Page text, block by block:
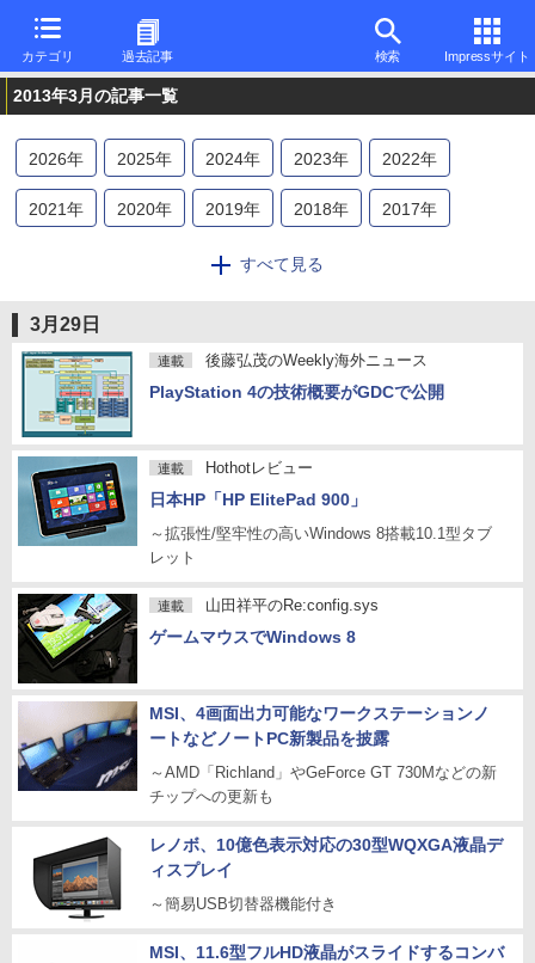
カテゴリ 過去記事 検索 Impressサイト
2013年3月の記事一覧
2026年 2025年 2024年 2023年 2022年
2021年 2020年 2019年 2018年 2017年
2014年 2013
2006年 2005 年 2004年 2003年 2002年
2001年 2000
1996年
すべて見る
3月29日
連載 後藤弘茂のWeekly海外ニュース
PlayStation 4の技術概要がGDCで公開
連載 Hothotレビュー
日本HP「HP ElitePad 900」
～拡張性/堅牢性の高いWindows 8搭載10.1型タブ
レット
連載 山田祥平のRe:config.sys
ゲームマウスでWindows 8
MSI、4画面出力可能なワークステーションノ
ートなどノートPC新製品を披露
～AMD「Richland」やGeForce GT 730Mなどの新
チップへの更新も
レノボ、10億色表示対応の30型WQXGA液晶デ
ィスプレイ
～簡易USB切替器機能付き
MSI、11.6型フルHD液晶がスライドするコンバ